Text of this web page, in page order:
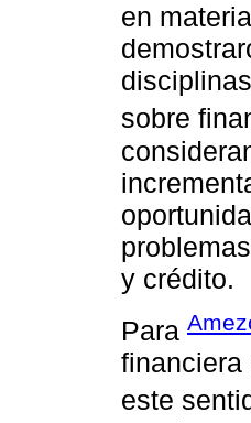
en
sobre
y crédito.
Para
financiera
este